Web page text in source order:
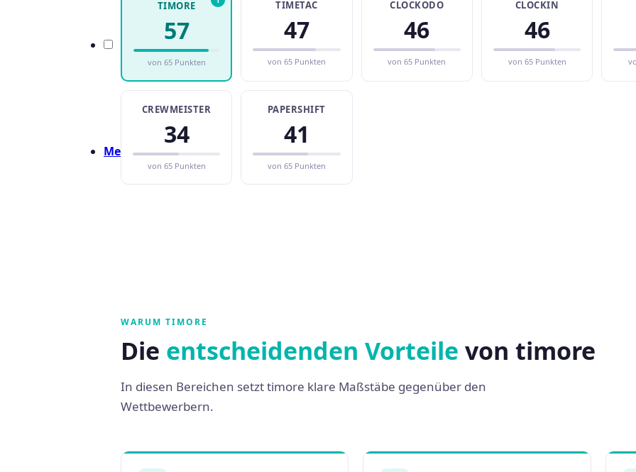
MenüMenü
TIMORE
57
von 65 Punkten
TIMETAC
47
von 65 Punkten
CLOCKODO
46
von 65 Punkten
CLOCKIN
46
von 65 Punkten
CREWMEISTER
34
von 65 Punkten
PAPERSHIFT
41
von 65 Punkten
WARUM TIMORE
Die entscheidenden Vorteile von timore
In diesen Bereichen setzt timore klare Maßstäbe gegenüber den
Wettbewerbern.